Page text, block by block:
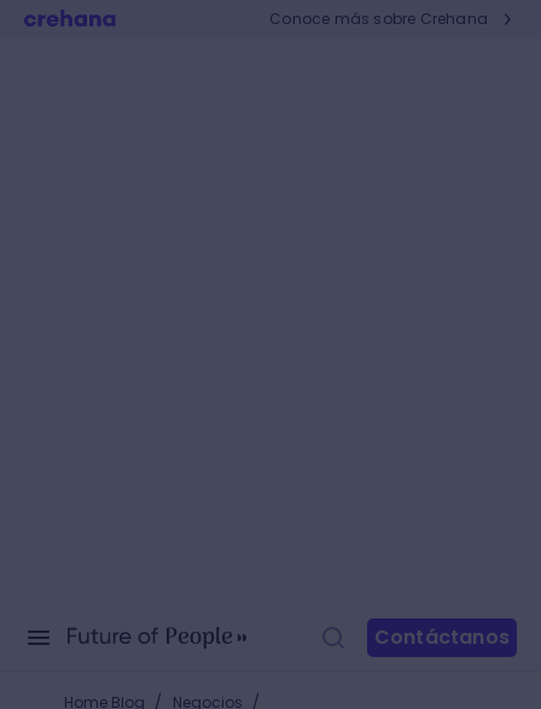
Conoce más sobre Crehana
Contáctanos
Home Blog / Negocios /